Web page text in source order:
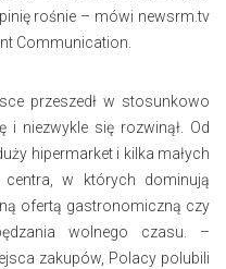
rośnie – mówi newsrm.tv
Communication.
przeszedł w stosunkowo
i niezwykle się rozwinął. Od
hipermarket i kilka małych
w których dominują
ofertą gastronomiczną czy
wolnego czasu. –
zakupów, Polacy polubili